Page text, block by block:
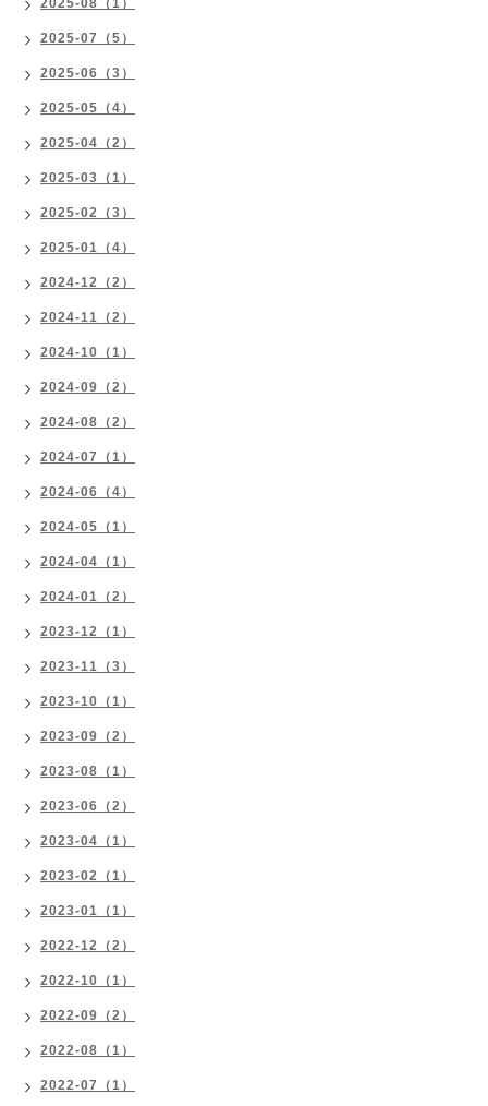
2025-08（1）
2025-07（5）
2025-06（3）
2025-05（4）
2025-04（2）
2025-03（1）
2025-02（3）
2025-01（4）
2024-12（2）
2024-11（2）
2024-10（1）
2024-09（2）
2024-08（2）
2024-07（1）
2024-06（4）
2024-05（1）
2024-04（1）
2024-01（2）
2023-12（1）
2023-11（3）
2023-10（1）
2023-09（2）
2023-08（1）
2023-06（2）
2023-04（1）
2023-02（1）
2023-01（1）
2022-12（2）
2022-10（1）
2022-09（2）
2022-08（1）
2022-07（1）